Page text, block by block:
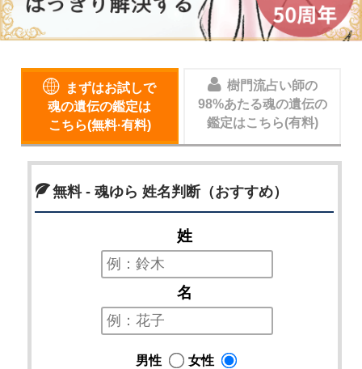
まずはお試しで
魂の遺伝の鑑定は
こちら(無料·有料)
樹門流占い師の
98%あたる魂の遺伝の
鑑定はこちら(有料)
無料 - 魂ゆら 姓名判断（おすすめ）
姓
名
男性 女性